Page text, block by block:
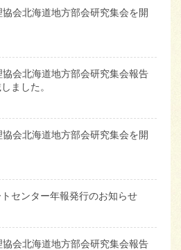
会北海道地方部会研究集会を開
会北海道地方部会研究集会報告
ました。
会北海道地方部会研究集会を開
センター年報発行のお知らせ
会北海道地方部会研究集会報告